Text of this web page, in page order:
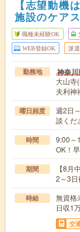
【志望動機
施設のケア
職種未経験OK
WEB登録OK 派遣
勤務地 神奈
大山寺
夫利神
曜日頻度
週2日
談くだ
時間
9:00～
OK！
期間
【8月
2～3日
時給
無資
日収1
交